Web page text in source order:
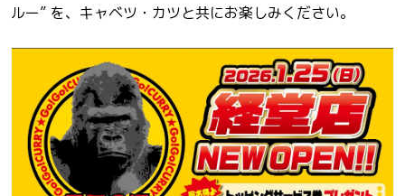
ルー” を、キャベツ・カツと共にお楽しみください。